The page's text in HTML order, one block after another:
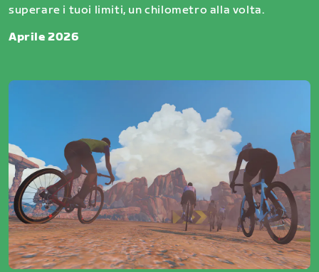
superare i tuoi limiti, un chilometro alla volta.
Aprile 2026